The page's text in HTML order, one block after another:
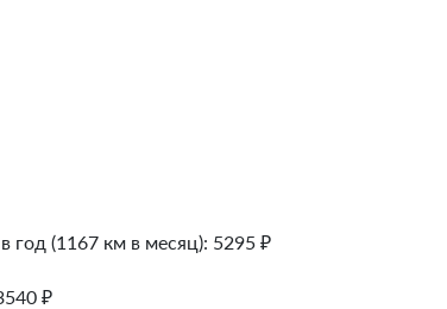
год (1167 км в месяц): 5295 ₽
₽